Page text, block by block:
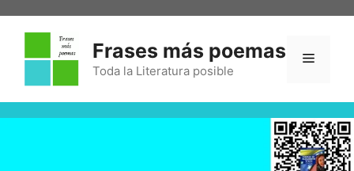
Frases más poemas
Toda la Literatura posible